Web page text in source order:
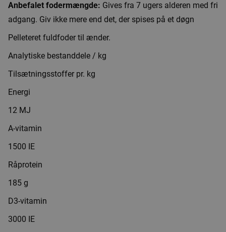
kg
antal
Anbefalet fodermængde: Gives fra 7 ugers alderen med fri
adgang. Giv ikke mere end det, der spises på et døgn
Pelleteret fuldfoder til ænder.
Analytiske bestanddele / kg
Tilsætningsstoffer pr. kg
Energi
12 MJ
A-vitamin
1500 IE
Råprotein
185 g
D3-vitamin
3000 IE